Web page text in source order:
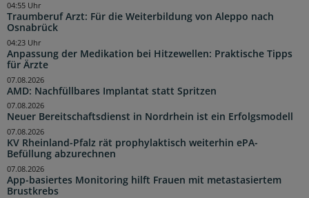
Traumberuf Arzt: Für die Weiterbildung von Aleppo nach
Osnabrück
04:55 Uhr
Anpassung der Medikation bei Hitzewellen: Praktische Tipps
für Ärzte
04:23 Uhr
AMD: Nachfüllbares Implantat statt Spritzen
07.08.2026
Neuer Bereitschaftsdienst in Nordrhein ist ein Erfolgsmodell
07.08.2026
KV Rheinland-Pfalz rät prophylaktisch weiterhin ePA-
Befüllung abzurechnen
07.08.2026
App-basiertes Monitoring hilft Frauen mit metastasiertem
Brustkrebs
07.08.2026